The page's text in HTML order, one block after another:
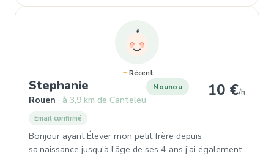
Récent
Stephanie , Nounou à Rouen
Rouen à 3,9 km de Canteleu
Nounou 10 €/h
Email confirmé
Bonjour ayant Élever mon petit frère depuis
sa.naissance jusqu'à l'âge de ses 4 ans j'ai également